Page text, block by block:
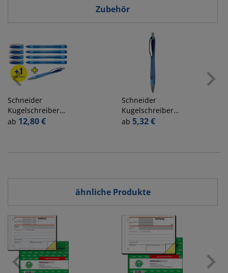
Zubehör
Schneider
Kugelschreiber
Slider Memo/
Einweg
ab 12,80 €
Schneider
Kugelschreiber
Slider Rave
ab 5,32 €
ähnliche Produkte